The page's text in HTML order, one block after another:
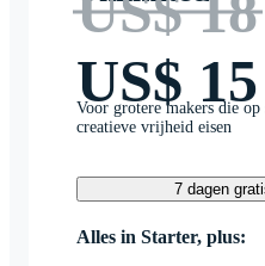
US$ 15
Voor grotere makers die op
creatieve vrijheid eisen
7 dagen
Alles in Starter, plus: